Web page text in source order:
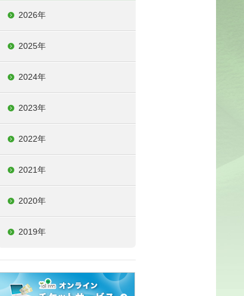
2026年
2025年
2024年
2023年
2022年
2021年
2020年
2019年